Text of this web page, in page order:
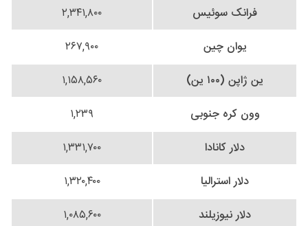
فرانک سوئیس
۲,۳۴۱,۸۰۰
یوان چین
۲۶۷,۹۰۰
ین ژاپن (۱۰۰ ین)
۱,۱۵۸,۵۶۰
وون کره جنوبی
۱,۲۳۹
دلار کانادا
۱,۳۳۱,۷۰۰
دلار استرالیا
۱,۳۲۰,۴۰۰
دلار نیوزیلند
۱,۰۸۵,۶۰۰